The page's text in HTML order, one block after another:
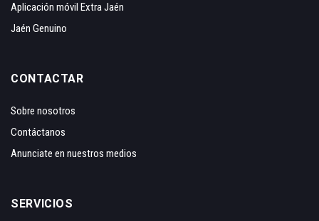
Aplicación móvil Extra Jaén
Jaén Genuino
CONTACTAR
Sobre nosotros
Contáctanos
Anunciate en nuestros medios
SERVICIOS